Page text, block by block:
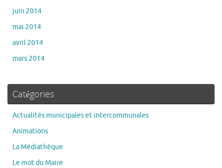
juin 2014
mai 2014
avril 2014
mars 2014
Catégories
Actualités municipales et intercommunales
Animations
La Médiathèque
Le mot du Maire